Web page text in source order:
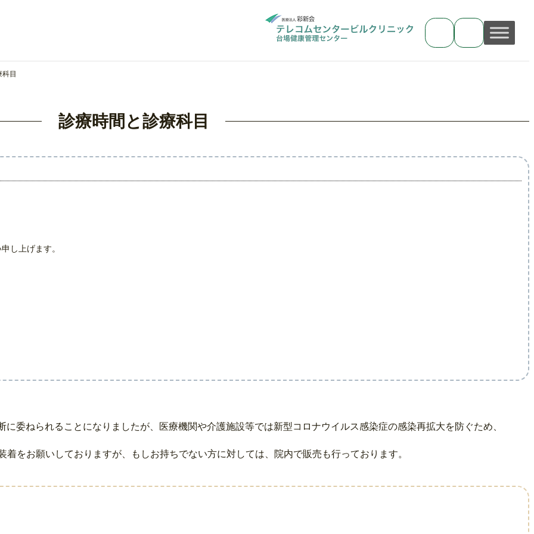
ア
イ
コ
ン
リ
ア
イ
コ
ン
リ
目
診療時間と診療科目
し上げます。
委ねられることになりましたが、医療機関や介護施設等では新型コロナウイルス感染症の感染再拡大を防ぐため、
をお願いしておりますが、もしお持ちでない方に対しては、院内で販売も行っております。